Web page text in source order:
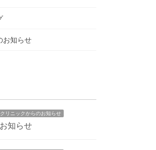
お知らせ
クリニックからのお知らせ
知らせ